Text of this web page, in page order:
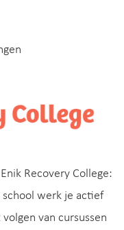
Recovery College:
school werk je actief
van cursussen